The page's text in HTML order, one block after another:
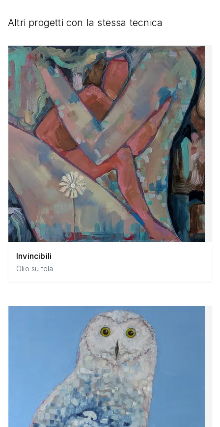
Altri progetti con la stessa tecnica
Invincibili
Olio su tela